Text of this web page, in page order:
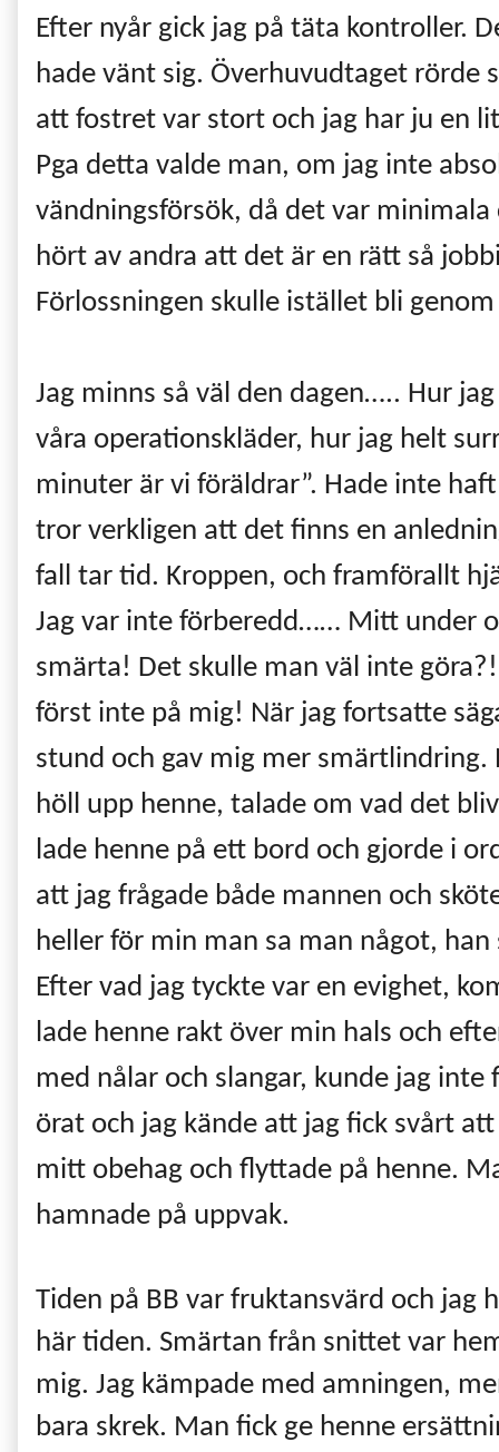
Efter nyår gick jag på täta kontroller.
hade vänt sig. Överhuvudtaget rörde
att fostret var stort och jag har ju en
Pga detta valde man, om jag inte
vändningsförsök, då det var minimala
hört av andra att det är en rätt så
Förlossningen skulle istället bli
Jag minns så väl den dagen….. Hur
våra operationskläder, hur jag helt
minuter är vi föräldrar”. Hade inte
tror verkligen att det finns en
fall tar tid. Kroppen, och framförallt
Jag var inte förberedd…… Mitt under
smärta! Det skulle man väl inte
först inte på mig! När jag fortsatte
stund och gav mig mer
höll upp henne, talade om vad det
lade henne på ett bord och gjorde i
att jag frågade både mannen och
heller för min man sa man något, han
Efter vad jag tyckte var en evighet,
lade henne rakt över min hals och
med nålar och slangar, kunde jag
örat och jag kände att jag fick svårt
mitt obehag och flyttade på henne.
hamnade på uppvak.
Tiden på BB var fruktansvärd och jag
här tiden. Smärtan från snittet var
mig. Jag kämpade med amningen,
bara skrek. Man fick ge henne